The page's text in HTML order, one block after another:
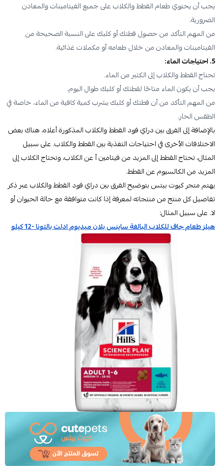
يجب أن يحتوي طعام القطط والكلاب على جميع الفيتامينات والمعادن
الضرورية.
من المهم التأكد من حصول قطتك أو كلبك على النسبة الصحيحة من
الفيتامينات والمعادن من خلال طعامه أو مكملات غذائية.
5. احتياجات الماء:
تحتاج القطط والكلاب إلى الكثير من الماء.
يجب أن يكون الماء متاحًا لقطتك أو كلبك طوال اليوم.
من المهم التأكد من أن قطتك أو كلبك يشرب كمية كافية من الماء، خاصة في
الطقس الحار.
بالإضافة إلى الفرق بين دراي فود القطط والكلاب المذكورة أعلاه، هناك بعض
الاختلافات الأخرى في احتياجات التغذية بين القطط والكلاب. على سبيل
المثال، تحتاج القطط إلى المزيد من فيتامين أ عن الكلاب، وتحتاج الكلاب إلى
المزيد من الكالسيوم عن القطط.
يهتم متجر كيوت بيتس بتوضيح الفرق بين دراي فود القطط والكلاب عبر ذكر
تفاصيل كل منتج من منتجاته لمعرفة إذا كانت متوافقة مع حالة الحيوان أو
لا. على سبيل المثال:
هيلز طعام جاف للكلاب البالغة ساينس بلان ميديوم ادلت بالتونا -12 كيلو